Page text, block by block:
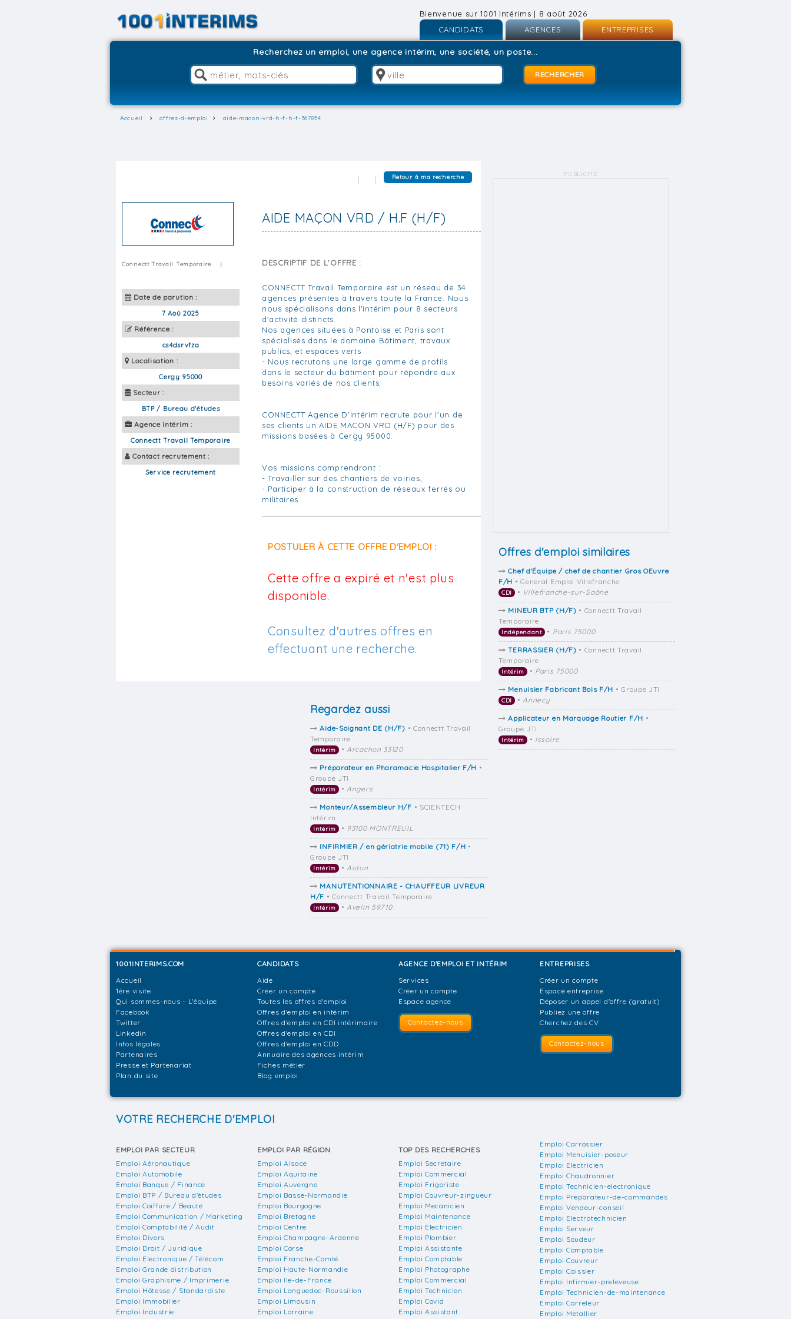
Bienvenue sur 1001 Intérims | 8 août 2026
CANDIDATS
Inscription
AGENCES
Inscription
Connexion
ENTREPRISES
Recherchez un emploi, une agence intérim, une société, un poste...
Accueil offres-d-emploi aide-macon-vrd-h-f-h-f-367854
Retour à ma recherche
AIDE MAÇON VRD / H.F (H/F)
Connectt Travail Temporaire |
Date de parution :
7 Aoû 2025
Référence :
cs4dsrvfza
Localisation :
Cergy 95000
Secteur :
BTP / Bureau d'études
Agence intérim :
Connectt Travail Temporaire
Contact recrutement :
Service recrutement
DESCRIPTIF DE L'OFFRE :
CONNECTT Travail Temporaire est un réseau de 34
agences présentes à travers toute la France. Nous
nous spécialisons dans l'intérim pour 8 secteurs
d'activité distincts.
Nos agences situées à Pontoise et Paris sont
spécialisés dans le domaine Bâtiment, travaux
publics, et espaces verts
- Nous recrutons une large gamme de profils
dans le secteur du bâtiment pour répondre aux
besoins variés de nos clients.
CONNECTT Agence D'Intérim recrute pour l'un de
ses clients un AIDE MACON VRD (H/F) pour des
missions basées à Cergy 95000.
Vos missions comprendront :
- Travailler sur des chantiers de voiries,
- Participer à la construction de réseaux ferrés ou
militaires.
POSTULER À CETTE OFFRE D'EMPLOI :
Cette offre a expiré et n'est plus
disponible.
Consultez d'autres offres en
effectuant une recherche.
PUBLICITÉ
Offres d'emploi similaires
Chef d'Équipe / chef de chantier Gros OEuvre
F/H • General Emploi Villefranche
CDI • Villefranche-sur-Saône
MINEUR BTP (H/F) • Connectt Travail
Temporaire
Indépendant • Paris 75000
TERRASSIER (H/F) • Connectt Travail
Temporaire
Intérim • Paris 75000
Menuisier Fabricant Bois F/H • Groupe JTI
CDI •Annecy
Applicateur en Marquage Routier F/H •
Groupe JTI
Intérim • Issoire
Regardez aussi
Aide-Soignant DE (H/F) • Connectt Travail
Temporaire
Intérim • Arcachon 33120
Préparateur en Pharamacie Hospitalier F/H •
Groupe JTI
Intérim • Angers
Monteur/Assembleur H/F • SCIENTECH
Intérim
Intérim • 93100 MONTREUIL
INFIRMIER / en gériatrie mobile (71) F/H •
Groupe JTI
Intérim • Autun
MANUTENTIONNAIRE - CHAUFFEUR LIVREUR
H/F • Connectt Travail Temporaire
Intérim • Avelin 59710
1001INTERIMS.COM
Accueil
1ère visite
Qui sommes-nous - L'équipe
Facebook
Twitter
Linkedin
Infos légales
Partenaires
Presse et Partenariat
Plan du site
CANDIDATS
Aide
Créer un compte
Toutes les offres d'emploi
Offres d'emploi en intérim
Offres d'emploi en CDI intérimaire
Offres d'emploi en CDI
Offres d'emploi en CDD
Annuaire des agences intérim
Fiches métier
Blog emploi
AGENCE D'EMPLOI ET INTÉRIM
Services
Créer un compte
Espace agence
Contactez-nous
ENTREPRISES
Créer un compte
Espace entreprise
Déposer un appel d'offre (gratuit)
Publiez une offre
Cherchez des CV
Contactez-nous
VOTRE RECHERCHE D'EMPLOI
EMPLOI PAR SECTEUR
Emploi Aéronautique
Emploi Automobile
Emploi Banque / Finance
Emploi BTP / Bureau d'études
Emploi Coiffure / Beauté
Emploi Communication / Marketing
Emploi Comptabilité / Audit
Emploi Divers
Emploi Droit / Juridique
Emploi Electronique / Télécom
Emploi Grande distribution
Emploi Graphisme / Imprimerie
Emploi Hôtesse / Standardiste
Emploi Immobilier
Emploi Industrie
EMPLOI PAR RÉGION
Emploi Alsace
Emploi Aquitaine
Emploi Auvergne
Emploi Basse-Normandie
Emploi Bourgogne
Emploi Bretagne
Emploi Centre
Emploi Champagne-Ardenne
Emploi Corse
Emploi Franche-Comté
Emploi Haute-Normandie
Emploi Ile-de-France
Emploi Languedoc-Roussillon
Emploi Limousin
Emploi Lorraine
TOP DES RECHERCHES
Emploi Secretaire
Emploi Commercial
Emploi Frigoriste
Emploi Couvreur-zingueur
Emploi Mecanicien
Emploi Maintenance
Emploi Electricien
Emploi Plombier
Emploi Assistante
Emploi Comptable
Emploi Photographe
Emploi Commercial
Emploi Technicien
Emploi Covid
Emploi Assistant
Emploi Carrossier
Emploi Menuisier-poseur
Emploi Electricien
Emploi Chaudronnier
Emploi Technicien-electronique
Emploi Preparateur-de-commandes
Emploi Vendeur-conseil
Emploi Electrotechnicien
Emploi Serveur
Emploi Soudeur
Emploi Comptable
Emploi Couvreur
Emploi Caissier
Emploi Infirmier-preleveuse
Emploi Technicien-de-maintenance
Emploi Carreleur
Emploi Metallier